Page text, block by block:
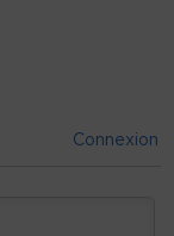
Connexion